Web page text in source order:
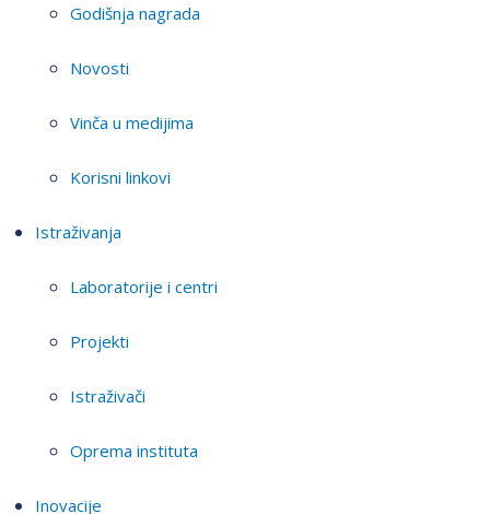
Godišnja nagrada
Novosti
Vinča u medijima
Korisni linkovi
Istraživanja
Laboratorije i centri
Projekti
Istraživači
Oprema instituta
Inovacije